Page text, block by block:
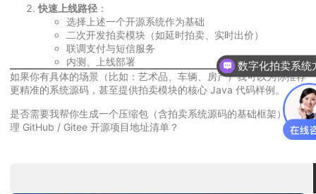
快速上线路径 ：
选择上述一个开源系统作为基础
二次开发拍卖模块（如延时拍卖、实时出价）
联调支付与短信服务
内测、上线部署
如果你有具体的场景（比如：艺术品、车辆、房产）我可以为你推荐
更精准的系统源码，甚至提供拍卖模块的核心 Java 代码样例。
是否需要我帮你生成一个压缩包（含拍卖系统源码的基础框架）或整
理 GitHub / Gitee 开源项目地址清单？
数字化拍卖系统